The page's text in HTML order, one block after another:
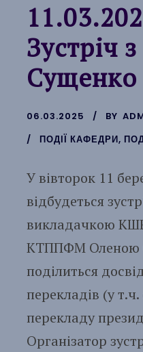
Зустріч
Сущенко
06.03.2025 BY
ПОДІЇ КАФЕДРИ,
У вівторок 11
відбудеться
викладачкою
КТППФМ Оленою
поділиться
перекладів (у
перекладу
Організатор